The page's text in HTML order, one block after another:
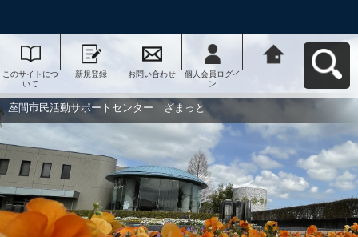
このサイトにつ
いて
新規登録 お問い合わせ
個人会員ログイ
ン
ー ざまっとへ
座間市民活動サポートセンター ざまっと